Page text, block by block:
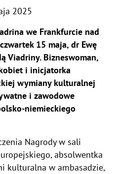
2025
we Frankfurcie nad
15 maja, dr Ewę
Viadriny. Bizneswoman,
i inicjatorka
wymiany kulturalnej
i zawodowe
niemieckiego
Nagrody w sali
absolwentka
kulturalna w ambasadzie,